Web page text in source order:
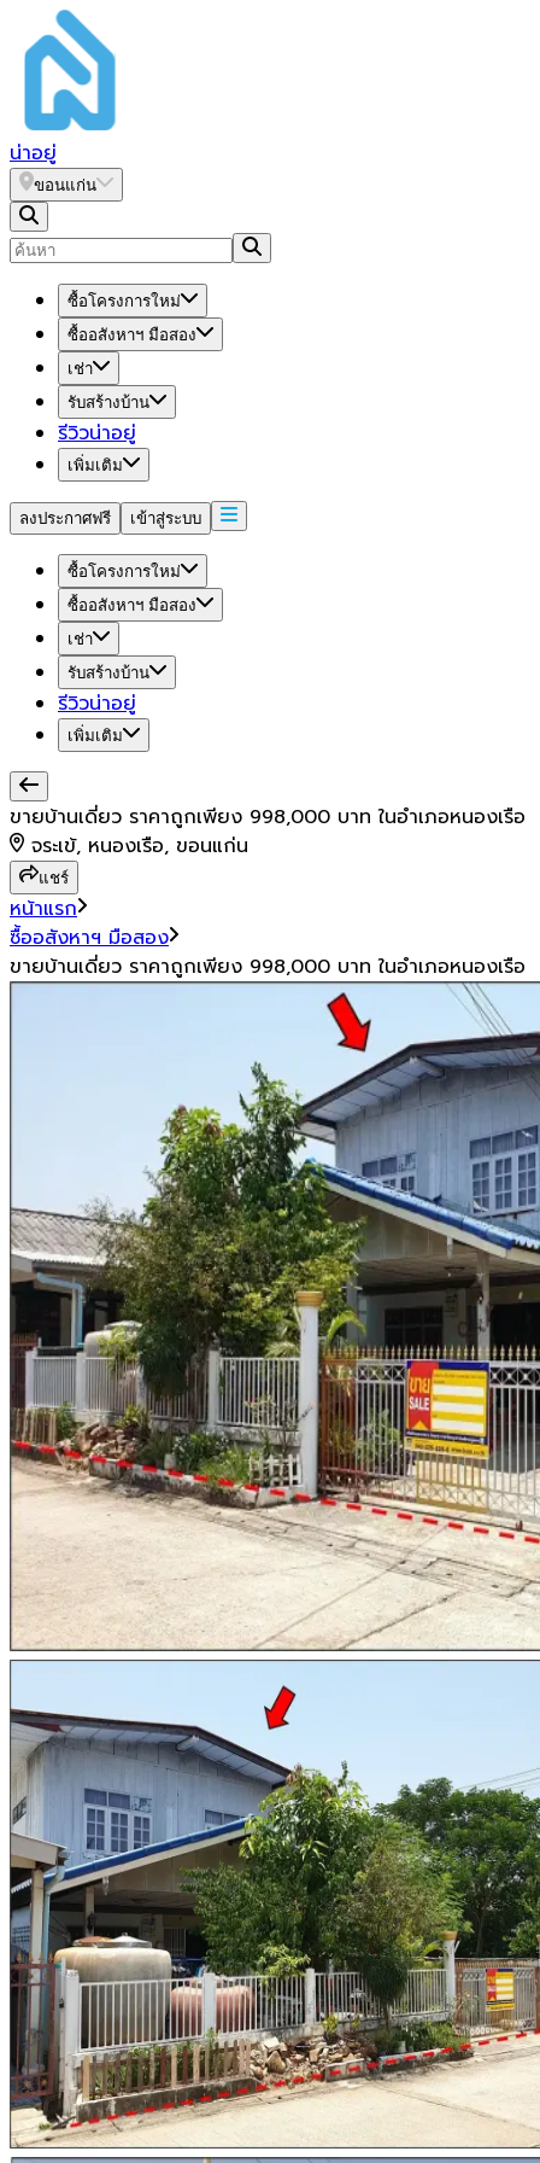
น่าอยู่
ขอนแก่น
ซื้อโครงการใหม่
ซื้ออสังหาฯ มือสอง
เช่า
รับสร้างบ้าน
รีวิวน่าอยู่
เพิ่มเติม
ลงประกาศฟรี เข้าสู่ระบบ
ซื้อโครงการใหม่
ซื้ออสังหาฯ มือสอง
เช่า
รับสร้างบ้าน
รีวิวน่าอยู่
เพิ่มเติม
ขายบ้านเดี่ยว ราคาถูกเพียง 998,000 บาท ในอำเภอหนองเรือ
จระเข้, หนองเรือ, ขอนแก่น
แชร์
หน้าแรก
ซื้ออสังหาฯ มือสอง
ขายบ้านเดี่ยว ราคาถูกเพียง 998,000 บาท ในอำเภอหนองเรือ